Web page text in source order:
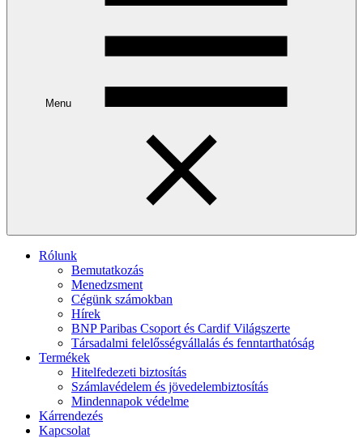
Menu
Rólunk
Bemutatkozás
Menedzsment
Cégünk számokban
Hírek
BNP Paribas Csoport és Cardif Világszerte
Társadalmi felelősségvállalás és fenntarthatóság
Termékek
Hitelfedezeti biztosítás
Számlavédelem és jövedelembiztosítás
Mindennapok védelme
Kárrendezés
Kapcsolat